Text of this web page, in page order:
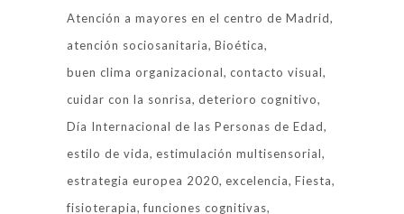
Atención a mayores en el centro de Madrid
atención sociosanitaria Bioética
buen clima organizacional contacto visual
cuidar con la sonrisa deterioro cognitivo
Día Internacional de las Personas de Edad
estilo de vida estimulación multisensorial
estrategia europea 2020 excelencia Fiesta
fisioterapia funciones cognitivas